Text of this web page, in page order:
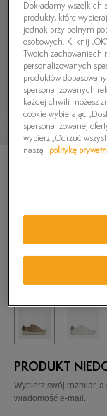
TIMBERLAND
PRODUKT
Wybierz swój rozmiar,
wiadomość e-mail.
Dokładamy wszelkich
produkty, które
jednak przy pełnym
osobowych. Kliknij
Twoich zachowaniach
personalizowanych
produktów
spersonalizowanych
każdej chwili możesz
cookie wybierając
spersonalizowanej
wybierz „Odrzuć
naszą
politykę